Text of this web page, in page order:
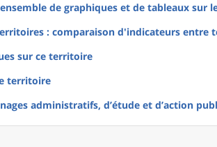
de graphiques et de tableaux sur
: comparaison d'indicateurs entre
sur ce territoire
territoire
administratifs, d’étude et d’action